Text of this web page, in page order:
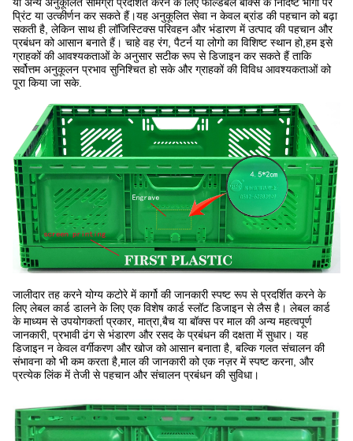
प्रिंट या उत्कीर्णन कर सकते हैं।यह अनुकूलित सेवा न केवल ब्रांड की पहचान को बढ़ा
सकती है, लेकिन साथ ही लॉजिस्टिक्स परिवहन और भंडारण में उत्पाद की पहचान और
प्रबंधन को आसान बनाते हैं। चाहे वह रंग, पैटर्न या लोगो का विशिष्ट स्थान हो,हम इसे
ग्राहकों की आवश्यकताओं के अनुसार सटीक रूप से डिजाइन कर सकते हैं ताकि
सर्वोत्तम अनुकूलन प्रभाव सुनिश्चित हो सके और ग्राहकों की विविध आवश्यकताओं को
पूरा किया जा सके.
जालीदार तह करने योग्य कटोरे में कार्गो की जानकारी स्पष्ट रूप से प्रदर्शित करने के
लिए लेबल कार्ड डालने के लिए एक विशेष कार्ड स्लॉट डिजाइन से लैस है। लेबल कार्ड
के माध्यम से उपयोगकर्ता प्रकार, मात्रा,बैच या बॉक्स पर माल की अन्य महत्वपूर्ण
जानकारी, प्रभावी ढंग से भंडारण और रसद के प्रबंधन की दक्षता में सुधार। यह
डिजाइन न केवल वर्गीकरण और खोज को आसान बनाता है, बल्कि गलत संचालन की
संभावना को भी कम करता है,माल की जानकारी को एक नज़र में स्पष्ट करना, और
प्रत्येक लिंक में तेजी से पहचान और संचालन प्रबंधन की सुविधा।